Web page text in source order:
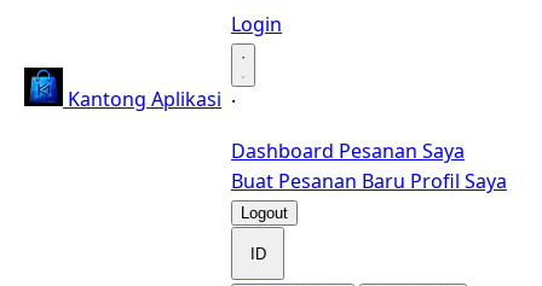
Kantong Aplikasi
Login
·
·
Dashboard Pesanan Saya
Buat Pesanan Baru Profil Saya
Logout
ID